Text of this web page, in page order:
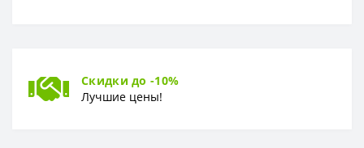
Скидки до -10%
Лучшие цены!